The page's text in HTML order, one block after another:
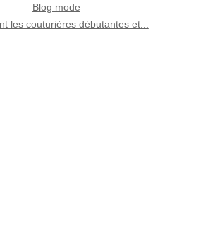
Blog mode
les couturières débutantes et...